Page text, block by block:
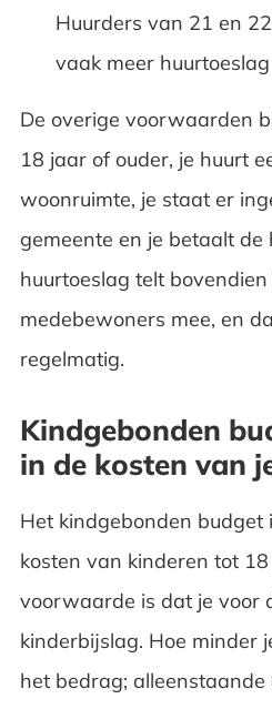
Huurders van 21 en
vaak meer
De overige voorwaarden
18 jaar of ouder, je huurt
woonruimte, je staat er
gemeente en je betaalt de
huurtoeslag telt
medebewoners mee, en
regelmatig.
Kindgebonden
in de kosten van
Het kindgebonden budget
kosten van kinderen tot
voorwaarde is dat je voor
kinderbijslag. Hoe minder
het bedrag; alleenstaande